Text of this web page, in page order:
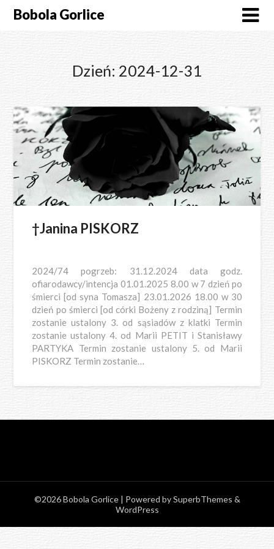
SkipBobola Gorlice
Dzień: 2024-12-31
†Janina PISKORZ
2024/74 pogrzeb: 31.12.2024 data godz.
ofiarodawcy/intencja 01.01.2025 8.00 w 7 dzień po
śmierci [od syna Tomasza] 23.01.2026 18.00 w 30
dzień po śmierci [od córki Bożeny z rodziną] Termin
zostanie ustalony 3. od sąsiadów z klatki Termin
zostanie ustalony 4. od Marii PETIT i Stanisławy
PARTYKA Termin zostanie ustalony 5. od Marii
PISKORZ Termin zostanie…
©2026 Bobola Gorlice | Powered bySuperbThemes &
WordPress